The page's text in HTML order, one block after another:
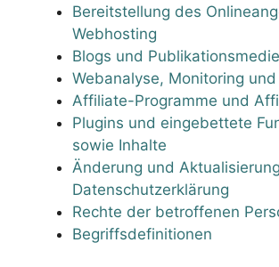
Bereitstellung des
Webhosting
Blogs und
Webanalyse, Monitoring
Affiliate-Programme und
Plugins und eingebettete
sowie Inhalte
Änderung und
Datenschutzerklärung
Rechte der betroffenen
Begriffsdefinitionen